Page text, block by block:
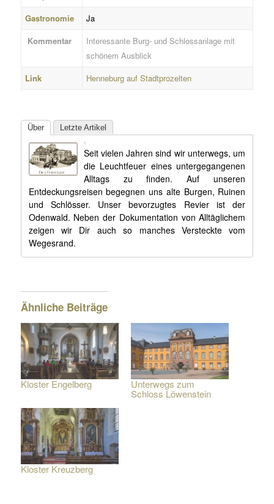
Gastronomie
Ja
Kommentar
Interessante Burg- und Schlossanlage mit
schönem Ausblick
Link
Henneburg auf Stadtprozelten
Über Letzte Artikel
Seit vielen Jahren sind wir unterwegs, um
die Leuchtfeuer eines untergegangenen
Alltags zu finden. Auf unseren
Entdeckungsreisen begegnen uns alte Burgen, Ruinen
und Schlösser. Unser bevorzugtes Revier ist der
Odenwald. Neben der Dokumentation von Alltäglichem
zeigen wir Dir auch so manches Versteckte vom
Wegesrand.
Ähnliche Beiträge
Kloster Engelberg Unterwegs zum
Schloss Löwenstein
Kloster Kreuzberg